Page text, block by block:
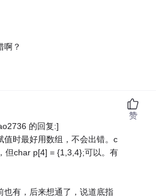
啊？
的回复:]
值时最好用数组，不会出错。c
但char p[4] = {1,3,4};可以。有
也有，后来想通了，说道底指
赞